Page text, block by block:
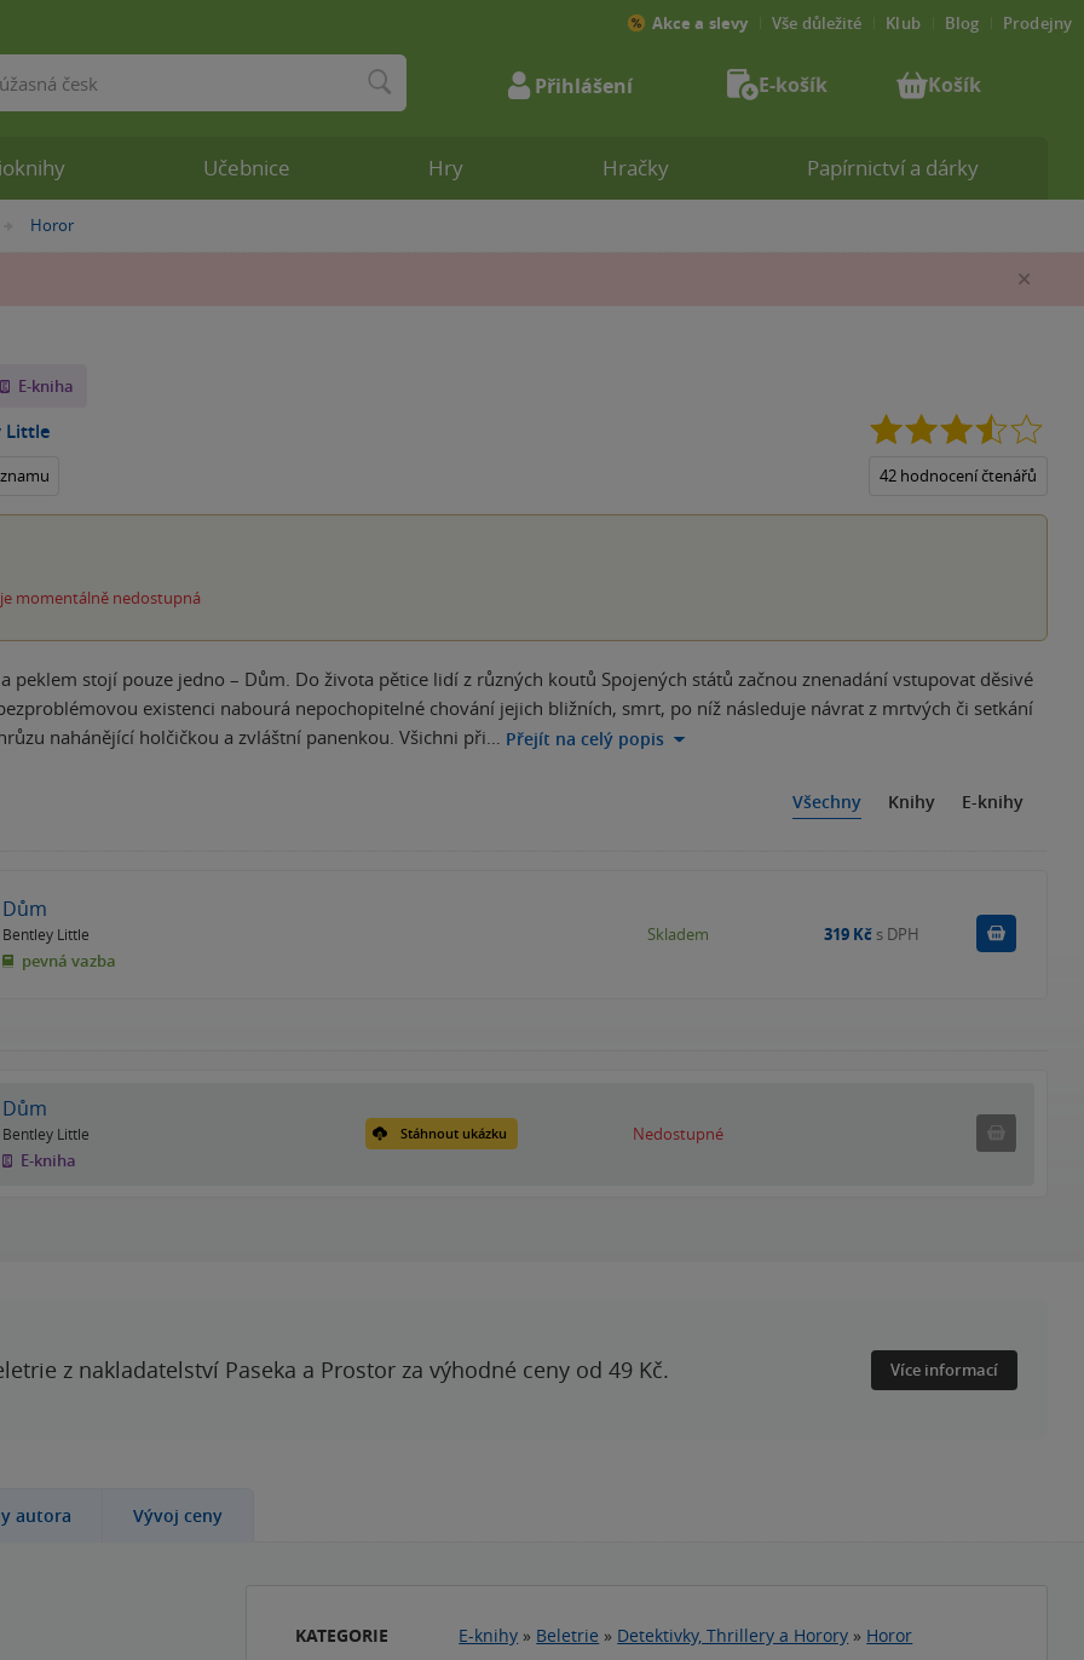
»Horor
E-kniha
Little
42 hodnocení čtenářů
momentálně nedostupná
peklem stojí pouze jedno – Dům. Do života pětice lidí z různých koutů Spojených států začnou znenadání vstupovat děsivé
existenci nabourá nepochopitelné chování jejich bližních, smrt, po níž následuje návrat z mrtvých či setkání
nahánějící holčičkou a zvláštní panenkou. Všichni při… Přejít na celý popis
Všechny Knihy E-knihy
Dům
Bentley Little
pevná vazba
Skladem 319 Kč s DPH
Dům
Bentley Little
E-kniha
Stáhnout ukázku Nedostupné Nedostupné
z nakladatelství Paseka a Prostor za výhodné ceny od 49 Kč. Více informací
autora Vývoj ceny
KATEGORIE E-knihy » Beletrie » Detektivky, Thrillery a Horory » Horor
Učebnice Hry Hračky Papírnictví a dárky
Akce a slevy Vše důležité Klub Blog Prodejny
Přihlášení E-košík Košík